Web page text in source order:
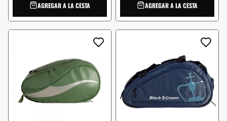
AGREGAR A LA CESTA AGREGAR A LA CESTA